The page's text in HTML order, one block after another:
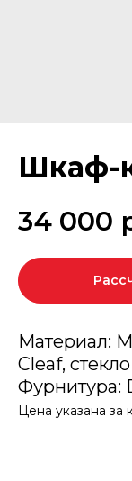
Шкаф-
34 000
Материал:
Cleaf, стекло
Фурнитура:
Цена указана за